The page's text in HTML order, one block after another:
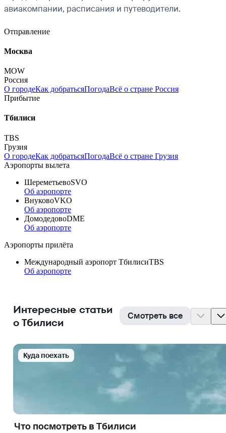
авиакомпании, расписания и путеводители.
Отправление
Москва
MOW
Россия
О городеКак добратьсяПогодаВсё о стране Россия
Прибытие
Тбилиси
TBS
Грузия
О городеКак добратьсяПогодаВсё о стране Грузия
Аэропорты вылета
ШереметьевоSVO
Об аэропорте
ВнуковоVKO
Об аэропорте
ДомодедовоDME
Об аэропорте
Аэропорты прилёта
Международный аэропорт ТбилисиTBS
Об аэропорте
Интересные статьи
о Тбилиси
Смотреть все
Куда поехать
Что посмотреть в Тбилиси